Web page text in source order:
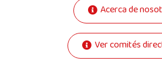
Acerca de
Ver comités